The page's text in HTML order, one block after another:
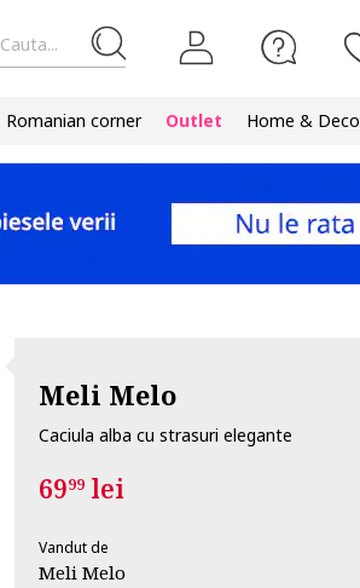
Cauta...
Romanian corner Outlet Home & Deco
Meli Melo
Caciula alba cu strasuri elegante
6999lei
Vandut de
Meli Melo